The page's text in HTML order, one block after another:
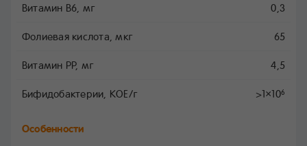
Витамин B6, мг 0,3
Фолиевая кислота, мкг 65
Витамин PP, мг 4,5
Бифидобактерии, КОЕ/г >1×106
Особенности